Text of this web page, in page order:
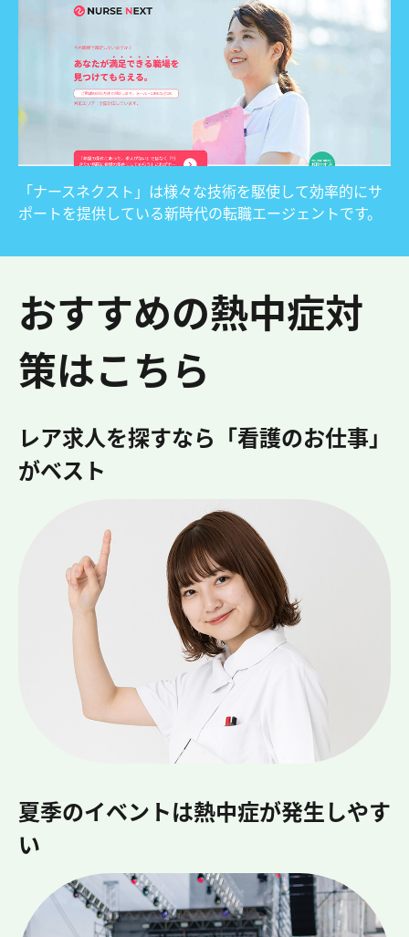
「ナースネクスト」は様々な技術を駆使して効率的にサ
ポートを提供している新時代の転職エージェントです。
おすすめの熱中症対
策はこちら
レア求人を探すなら「看護のお仕事」
がベスト
夏季のイベントは熱中症が発生しやす
い